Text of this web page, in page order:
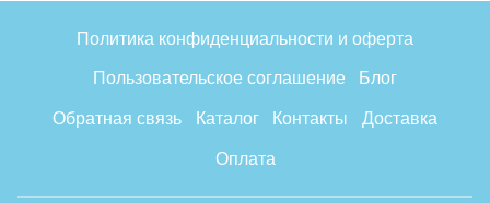
Политика конфиденциальности и оферта
Пользовательское соглашение Блог
Обратная связь Каталог Контакты Доставка
Оплата